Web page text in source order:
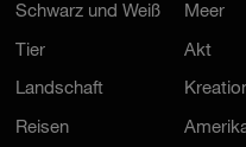
Schwarz und Weiß
Tier
Landschaft
Reisen
Meer
Akt